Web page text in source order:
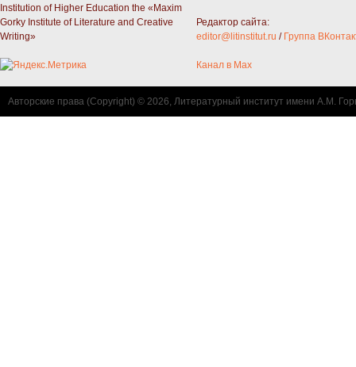
Institution of Higher Education the «Maxim
Gorky Institute of Literature and Creative
Writing»
Редактор сайта:
editor@litinstitut.ru / Группа
Канал в Max
Авторские права (Copyright) © 2026, Литературный институт имени А.М.